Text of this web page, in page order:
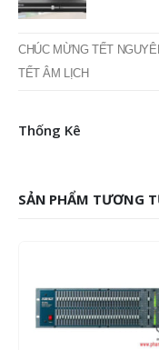
CHÚC MỪNG TẾT
TẾT ÂM LỊCH
Thống Kê
SẢN PHẨM TƯƠNG